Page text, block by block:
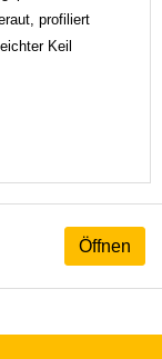
profiliert
Keil
Öffnen